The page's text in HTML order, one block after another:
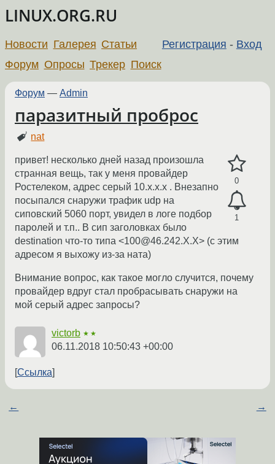
LINUX.ORG.RU
Регистрация - Вход
Новости Галерея Статьи
Форум Опросы Трекер Поиск
Форум — Admin
паразитный проброс
nat
0
1
привет! несколько дней назад произошла
странная вещь, так у меня провайдер
Ростелеком, адрес серый 10.х.х.х . Внезапно
посыпался снаружи трафик udp на
сиповский 5060 порт, увидел в логе подбор
паролей и т.п.. В сип заголовках было
destination что-то типа <100@46.242.X.X> (с этим
адресом я выхожу из-за ната)
Внимание вопрос, как такое могло случится, почему
провайдер вдруг стал пробрасывать снаружи на
мой серый адрес запросы?
victorb ★★
06.11.2018 10:50:43 +00:00
Ссылка
← →